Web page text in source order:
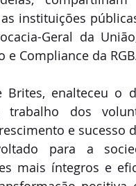
instituições
Geral da
Compliance da
enalteceu o
dos
e sucesso
para a
mais íntegros e